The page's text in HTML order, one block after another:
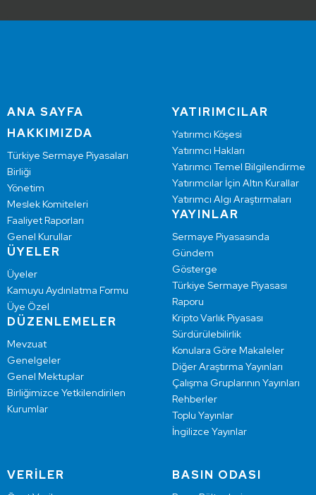
ANA SAYFA
HAKKIMIZDA
Türkiye Sermaye Piyasaları
Birliği
Yönetim
Meslek Komiteleri
Faaliyet Raporları
Genel Kurullar
ÜYELER
Üyeler
Kamuyu Aydınlatma Formu
Üye Özel
DÜZENLEMELER
Mevzuat
Genelgeler
Genel Mektuplar
Birliğimizce Yetkilendirilen
Kurumlar
YATIRIMCILAR
Yatırımcı Köşesi
Yatırımcı Hakları
Yatırımcı Temel Bilgilendirme
Yatırımcılar İçin Altın Kurallar
Yatırımcı Algı Araştırmaları
YAYINLAR
Sermaye Piyasasında
Gündem
Gösterge
Türkiye Sermaye Piyasası
Raporu
Kripto Varlık Piyasası
Sürdürülebilirlik
Konulara Göre Makaleler
Diğer Araştırma Yayınları
Çalışma Gruplarının Yayınları
Rehberler
Toplu Yayınlar
İngilizce Yayınlar
VERİLER BASIN ODASI